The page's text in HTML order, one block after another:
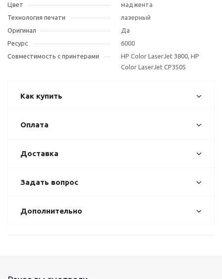
Цвет
маджента
Технология печати
лазерный
Оригинал
Да
Ресурс
6000
Совместимость с принтерами
HP Color LaserJet 3800, HP
Color LaserJet CP3505
Как купить
Оплата
Доставка
Задать вопрос
Дополнительно